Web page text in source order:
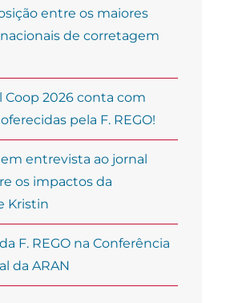
entre os maiores
de corretagem
Coop 2026 conta com
pela F. REGO!
entrevista ao jornal
os impactos da
Kristin
F. REGO na Conferência
da ARAN